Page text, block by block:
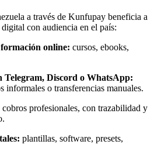
a través de Kunfupay beneficia a
con audiencia en el país:
online: cursos, ebooks,
Telegram, Discord o WhatsApp:
informales o transferencias manuales.
cobros profesionales, con trazabilidad y
plantillas, software, presets,